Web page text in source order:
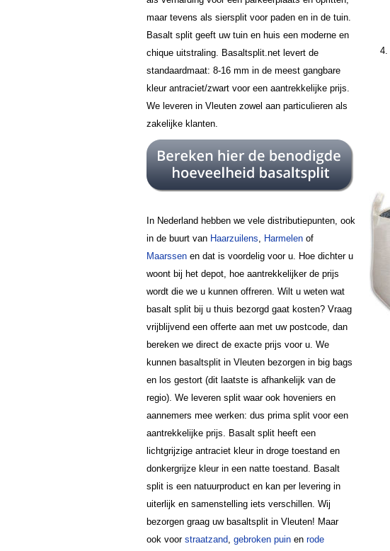
maar tevens als siersplit voor paden en in de tuin.
Basalt split geeft uw tuin en huis een moderne en
chique uitstraling. Basaltsplit.net levert de
standaardmaat: 8-16 mm in de meest gangbare
kleur antraciet/zwart voor een aantrekkelijke prijs.
We leveren in Vleuten zowel aan particulieren als
zakelijke klanten.
In Nederland hebben we vele distributiepunten, ook
in de buurt van Haarzuilens, Harmelen of
Maarssen en dat is voordelig voor u. Hoe dichter u
woont bij het depot, hoe aantrekkelijker de prijs
wordt die we u kunnen offreren. Wilt u weten wat
basalt split bij u thuis bezorgd gaat kosten? Vraag
vrijblijvend een offerte aan met uw postcode, dan
bereken we direct de exacte prijs voor u. We
kunnen basaltsplit in Vleuten bezorgen in big bags
en los gestort (dit laatste is afhankelijk van de
regio). We leveren split waar ook hoveniers en
aannemers mee werken: dus prima split voor een
aantrekkelijke prijs. Basalt split heeft een
lichtgrijzige antraciet kleur in droge toestand en
donkergrijze kleur in een natte toestand. Basalt
split is een natuurproduct en kan per levering in
uiterlijk en samenstelling iets verschillen. Wij
bezorgen graag uw basaltsplit in Vleuten! Maar
ook voor straatzand, gebroken puin en rode